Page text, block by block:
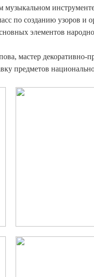
по созданию узоров
элементов
мастер декоративно-
предметов